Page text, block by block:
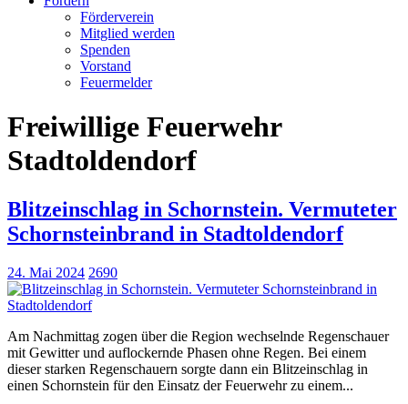
Förderverein
Mitglied werden
Spenden
Vorstand
Feuermelder
Freiwillige Feuerwehr
Stadtoldendorf
Blitzeinschlag in Schornstein. Vermuteter
Schornsteinbrand in Stadtoldendorf
24. Mai 2024 2690
Am Nachmittag zogen über die Region wechselnde Regenschauer
mit Gewitter und auflockernde Phasen ohne Regen. Bei einem
dieser starken Regenschauern sorgte dann ein Blitzeinschlag in
einen Schornstein für den Einsatz der Feuerwehr zu einem...